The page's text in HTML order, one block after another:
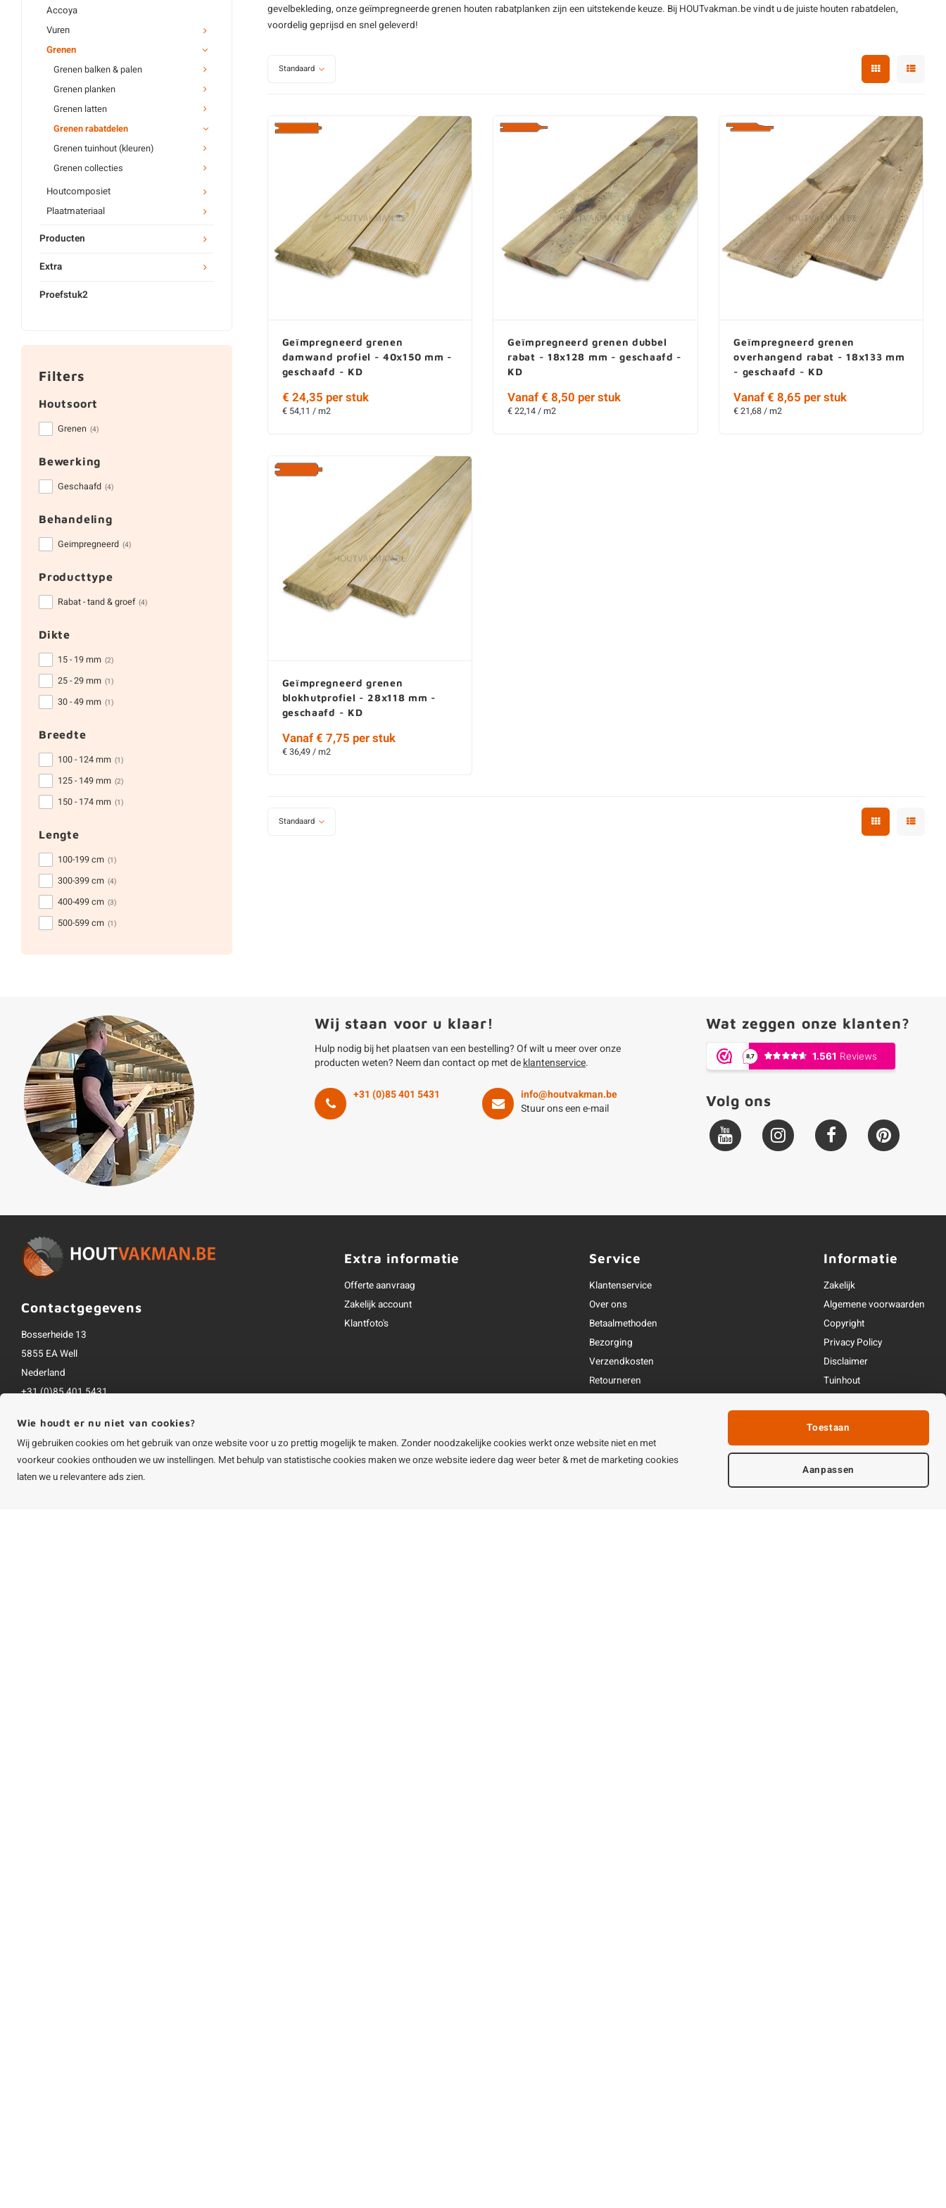
Grenen lat - thermo
Zwart grenenhout
Accoya
Vuren
Grenen
Grenen balken & palen
Grenen planken
Grenen latten
Grenen rabatdelen
Grenen tuinhout (kleuren)
Grenen collecties
Houtcomposiet
Plaatmateriaal
Producten
Extra
Proefstuk2
Filters
Houtsoort
Grenen (4)
Bewerking
Geschaafd (4)
Behandeling
Geimpregneerd (4)
Producttype
Rabat - tand & groef (4)
Dikte
15 - 19 mm (2)
25 - 29 mm (1)
30 - 49 mm (1)
Breedte
100 - 124 mm (1)
125 - 149 mm (2)
150 - 174 mm (1)
Lengte
100-199 cm (1)
300-399 cm (4)
400-499 cm (3)
500-599 cm (1)
gevelbekleding, onze geïmpregneerde grenen houten rabatplanken zijn een uitstekende keuze. Bij HOUTvakman.be vindt u de juiste houten rabatdelen,
voordelig geprijsd en snel geleverd!
Standaard
Geïmpregneerd grenen
damwand profiel - 40x150 mm -
geschaafd - KD
€ 24,35 per stuk
€ 54,11 / m2
Geïmpregneerd grenen dubbel
rabat - 18x128 mm - geschaafd -
KD
Vanaf € 8,50 per stuk
€ 22,14 / m2
Geïmpregneerd grenen
overhangend rabat - 18x133 mm
- geschaafd - KD
Vanaf € 8,65 per stuk
€ 21,68 / m2
Geïmpregneerd grenen
blokhutprofiel - 28x118 mm -
geschaafd - KD
Vanaf € 7,75 per stuk
€ 36,49 / m2
Standaard
Wij staan voor u klaar!
Hulp nodig bij het plaatsen van een bestelling? Of wilt u meer over onze
producten weten? Neem dan contact op met deklantenservice.
+31 (0)85 401 5431
info@houtvakman.be
Stuur ons een e-mail
Wat zeggen onze klanten?
Volg ons
Contactgegevens
Bosserheide 13
5855 EA Well
Nederland
+31 (0)85 401 5431
Alle bedragen zijn incl. btw
Extra informatie
Offerte aanvraag
Zakelijk account
Klantfoto's
Service
Klantenservice
Over ons
Betaalmethoden
Bezorging
Verzendkosten
Retourneren
Openingstijden & contact
Informatie
Zakelijk
Algemene voorwaarden
Copyright
Privacy Policy
Disclaimer
Tuinhout
Wie houdt er nu niet van cookies?
Wij gebruiken cookies om het gebruik van onze website voor u zo prettig mogelijk te maken. Zonder noodzakelijke cookies werkt onze website niet en met
voorkeur cookies onthouden we uw instellingen. Met behulp van statistische cookies maken we onze website iedere dag weer beter & met de marketing cookies
laten we u relevantere ads zien.
Toestaan
Aanpassen